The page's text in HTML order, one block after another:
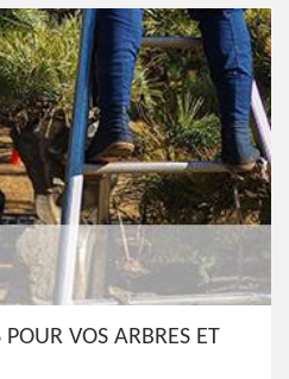
POUR VOS ARBRES ET